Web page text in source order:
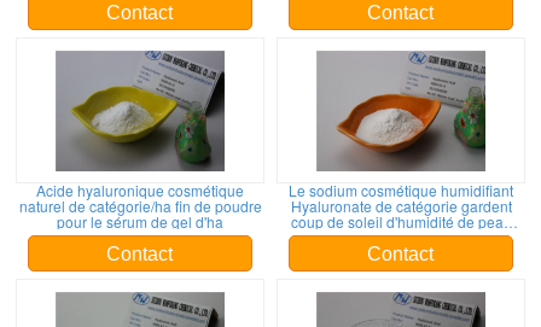
Contact
Contact
Acide hyaluronique cosmétique
naturel de catégorie/ha fin de poudre
pour le sérum de gel d'ha
Contact
Le sodium cosmétique humidifiant
Hyaluronate de catégorie gardent
coup de soleil d'humidité de peau
l'anti
Contact